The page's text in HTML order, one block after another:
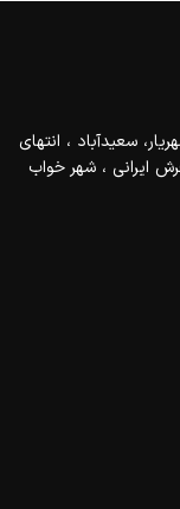
شهریار، سعیدآباد ، انتهای
ایرانی ، شهر خواب